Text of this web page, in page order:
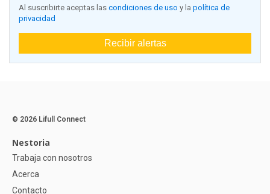
Al suscribirte aceptas las condiciones de uso y la política de
privacidad
Recibir alertas
© 2026 Lifull Connect
Nestoria
Trabaja con nosotros
Acerca
Contacto